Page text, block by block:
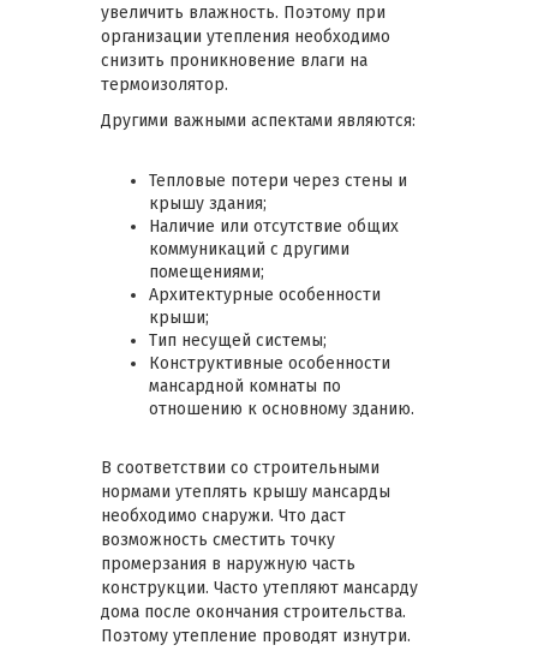
увеличить влажность. Поэтому при
организации утепления необходимо
снизить проникновение влаги на
термоизолятор.
Другими важными аспектами являются:
Тепловые потери через стены и
крышу здания;
Наличие или отсутствие общих
коммуникаций с другими
помещениями;
Архитектурные особенности
крыши;
Тип несущей системы;
Конструктивные особенности
мансардной комнаты по
отношению к основному зданию.
В соответствии со строительными
нормами утеплять крышу мансарды
необходимо снаружи. Что даст
возможность сместить точку
промерзания в наружную часть
конструкции. Часто утепляют мансарду
дома после окончания строительства.
Поэтому утепление проводят изнутри.